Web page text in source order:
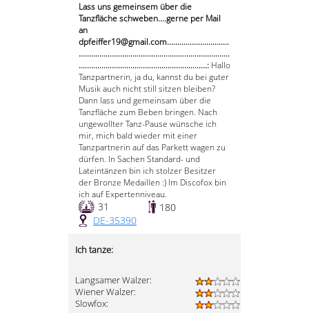
Lass uns gemeinsem über die
Tanzfläche schweben....gerne per Mail
an
dpfeiffer19@gmail.com..............................
.........................................................................
..............................................................: Hallo
Tanzpartnerin, ja du, kannst du bei guter
Musik auch nicht still sitzen bleiben?
Dann lass und gemeinsam über die
Tanzfläche zum Beben bringen. Nach
ungewollter Tanz-Pause wünsche ich
mir, mich bald wieder mit einer
Tanzpartnerin auf das Parkett wagen zu
dürfen. In Sachen Standard- und
Lateintänzen bin ich stolzer Besitzer
der Bronze Medaillen :) Im Discofox bin
ich auf Expertenniveau.
31
180
DE-35390
Ich tanze:
Langsamer Walzer:
Wiener Walzer:
Slowfox: